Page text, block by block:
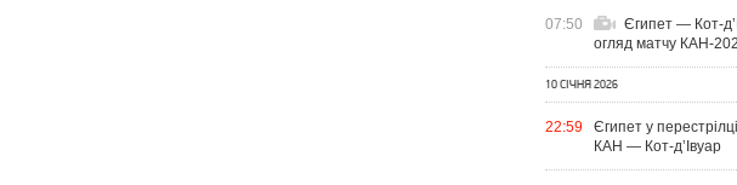
07:50
Єгипет — Кот-
огляд матчу КАН-
10 СІЧНЯ 2026
22:59
Єгипет у
КАН — Кот-дʼІвуар